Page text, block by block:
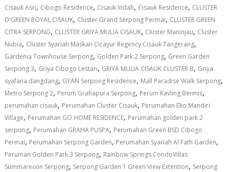
Cisauk Asri, Cibogo Residence, Cisauk Indah, Cisauk Residence, CLUSTER
D'GREEN ROYAL CISAUK, Cluster Grand Serpong Permai, CLUSTER GREEN
CITRA SERPONG, CLUSTER GRIYA MULIA CISAUK, Cluster Maninjau, Cluster
Nubia, Cluster Syariah Maskan Cicayur Regency Cisauk Tangerang,
Gardenia Townhouse Serpong, Golden Park 2 Serpong, Green Garden
Serpong 3, Griya Cibogo Lestari, GRIYA MULIA CISAUK CLUSTER B, Griya
syafana dangdang, GYAN Serpong Residence, Mall Paradise Walk Serpong,
Metro Serpong 2, Perum Grahapura Serpong, Perum Kavling Bermis,
perumahan cisauk, Perumahan Cluster Cisauk, Perumahan Eko Mandiri
Village, Perumahan GO HOME RESIDENCE, Perumahan golden park 2
serpong, Perumahan GRAHA PUSPA, Perumahan Green BSD Cibogo
Permai, Perumahan Serpong Garden, Perumahan Syariah Al Fath Garden,
Peruman Golden Park 3 Serpong, Rainbow Springs CondoVillas
Summarecon Serpong, Serpong Garden 1 Green View Extention, Serpong